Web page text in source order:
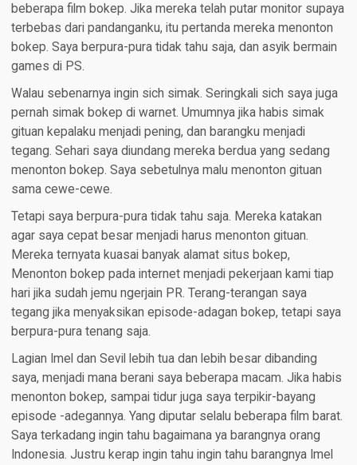
beberapa film bokep. Jika mereka telah putar monitor supaya
terbebas dari pandanganku, itu pertanda mereka menonton
bokep. Saya berpura-pura tidak tahu saja, dan asyik bermain
games di PS.
Walau sebenarnya ingin sich simak. Seringkali sich saya juga
pernah simak bokep di warnet. Umumnya jika habis simak
gituan kepalaku menjadi pening, dan barangku menjadi
tegang. Sehari saya diundang mereka berdua yang sedang
menonton bokep. Saya sebetulnya malu menonton gituan
sama cewe-cewe.
Tetapi saya berpura-pura tidak tahu saja. Mereka katakan
agar saya cepat besar menjadi harus menonton gituan.
Mereka ternyata kuasai banyak alamat situs bokep,
Menonton bokep pada internet menjadi pekerjaan kami tiap
hari jika sudah jemu ngerjain PR. Terang-terangan saya
tegang jika menyaksikan episode-adagan bokep, tetapi saya
berpura-pura tenang saja.
Lagian Imel dan Sevil lebih tua dan lebih besar dibanding
saya, menjadi mana berani saya beberapa macam. Jika habis
menonton bokep, sampai tidur juga saya terpikir-bayang
episode -adegannya. Yang diputar selalu beberapa film barat.
Saya terkadang ingin tahu bagaimana ya barangnya orang
Indonesia. Justru kerap ingin tahu ingin tahu barangnya Imel